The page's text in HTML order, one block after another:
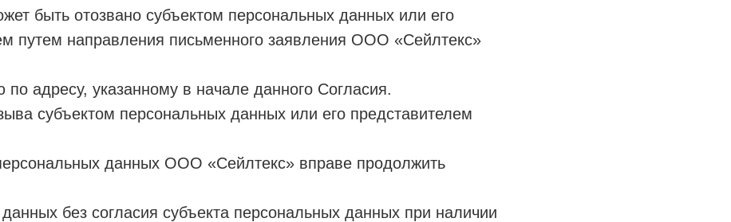
быть отозвано субъектом персональных данных или его
путем направления письменного заявления ООО «Сейлтекс»
по адресу, указанному в начале данного Согласия.
субъектом персональных данных или его представителем
данных ООО «Сейлтекс» вправе продолжить
без согласия субъекта персональных данных при наличии